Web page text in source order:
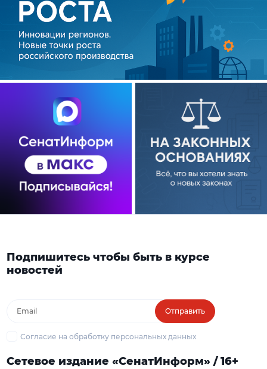
Подпишитесь чтобы быть в курсе
новостей
Отправить
Согласие на обработку персональных данных
Сетевое издание «СенатИнформ» / 16+